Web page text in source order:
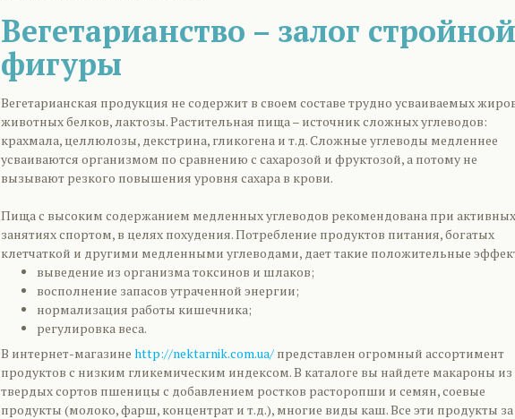
Вегетарианство – залог стройной
фигуры
Вегетарианская продукция не содержит в своем составе трудно усваиваемых
животных белков, лактозы. Растительная пища – источник сложных углеводов:
крахмала, целлюлозы, декстрина, гликогена и т.д. Сложные углеводы медленнее
усваиваются организмом по сравнению с сахарозой и фруктозой, а потому не
вызывают резкого повышения уровня сахара в крови.
Пища с высоким содержанием медленных углеводов рекомендована при активных
занятиях спортом, в целях похудения. Потребление продуктов питания, богатых
клетчаткой и другими медленными углеводами, дает такие положительные
выведение из организма токсинов и шлаков;
восполнение запасов утраченной энергии;
нормализация работы кишечника;
регулировка веса.
В интернет-магазине http://nektarnik.com.ua/ представлен огромный ассортимент
продуктов с низким гликемическим индексом. В каталоге вы найдете макароны из
твердых сортов пшеницы с добавлением ростков расторопши и семян, соевые
продукты (молоко, фарш, концентрат и т.д.), многие виды каш. Все эти продукты за